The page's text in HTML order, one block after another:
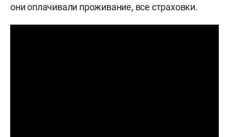
они оплачивали проживание, все страховки.